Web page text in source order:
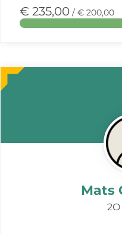
€ 235,00 / € 200,00
Mats
2O
Meer
over
deze